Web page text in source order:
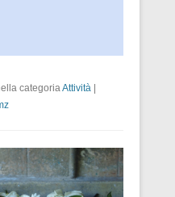
categoriaAttività